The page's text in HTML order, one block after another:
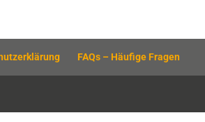
FAQs – Häufige Fragen